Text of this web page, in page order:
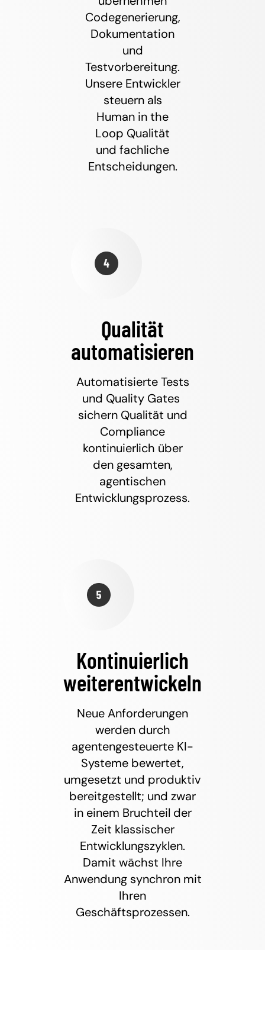
Codegenerierung,
Dokumentation
und
Testvorbereitung.
Unsere Entwickler
steuern als
Human in the
Loop Qualität
und fachliche
Entscheidungen.
Qualität
automatisieren
Automatisierte Tests
und Quality Gates
sichern Qualität und
Compliance
kontinuierlich über
den gesamten,
agentischen
Entwicklungsprozess.
Kontinuierlich
weiterentwickeln
Neue Anforderungen
werden durch
agentengesteuerte KI-
Systeme bewertet,
umgesetzt und produktiv
bereitgestellt; und zwar
in einem Bruchteil der
Zeit klassischer
Entwicklungszyklen.
Damit wächst Ihre
Anwendung synchron mit
Ihren
Geschäftsprozessen.